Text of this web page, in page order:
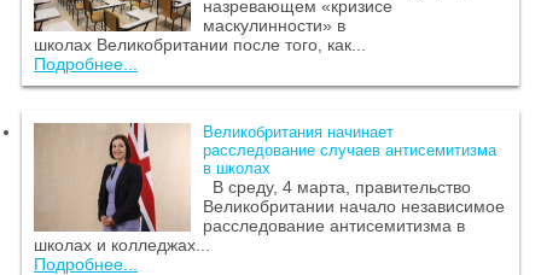
назревающем «кризисе
маскулинности» в
школах Великобритании после того, как...
Подробнее...
Великобритания начинает
расследование случаев антисемитизма
в школах
В среду, 4 марта, правительство
Великобритании начало независимое
расследование антисемитизма в
школах и колледжах...
Подробнее...